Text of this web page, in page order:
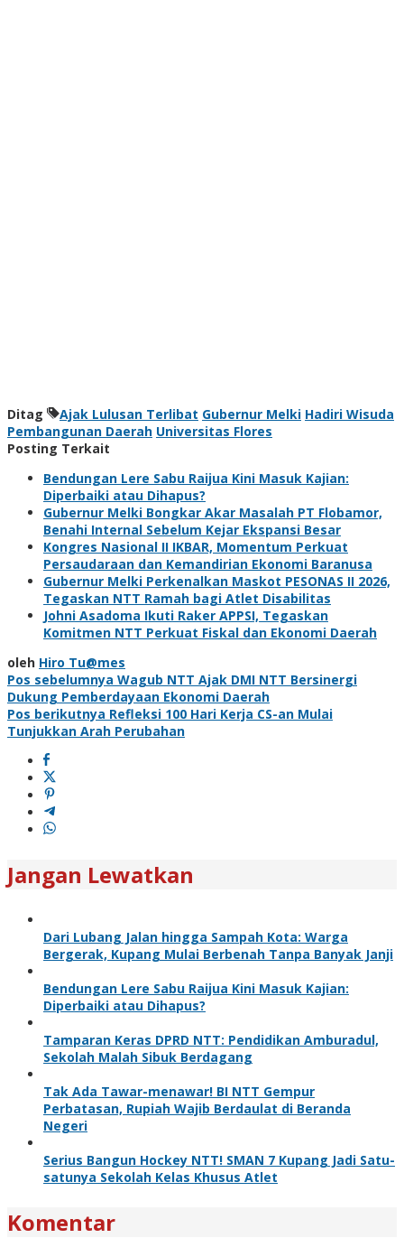
Ditag Ajak Lulusan Terlibat Gubernur Melki Hadiri Wisuda
Pembangunan Daerah Universitas Flores
Posting Terkait
Bendungan Lere Sabu Raijua Kini Masuk Kajian:
Diperbaiki atau Dihapus?
Gubernur Melki Bongkar Akar Masalah PT Flobamor,
Benahi Internal Sebelum Kejar Ekspansi Besar
Kongres Nasional II IKBAR, Momentum Perkuat
Persaudaraan dan Kemandirian Ekonomi Baranusa
Gubernur Melki Perkenalkan Maskot PESONAS II 2026,
Tegaskan NTT Ramah bagi Atlet Disabilitas
Johni Asadoma Ikuti Raker APPSI, Tegaskan
Komitmen NTT Perkuat Fiskal dan Ekonomi Daerah
oleh Hiro Tu@mes
Navigasi
pos
Pos sebelumnya Wagub NTT Ajak DMI NTT Bersinergi
Dukung Pemberdayaan Ekonomi Daerah
Pos berikutnya Refleksi 100 Hari Kerja CS-an Mulai
Tunjukkan Arah Perubahan
Jangan Lewatkan
Dari Lubang Jalan hingga Sampah Kota: Warga
Bergerak, Kupang Mulai Berbenah Tanpa Banyak Janji
Bendungan Lere Sabu Raijua Kini Masuk Kajian:
Diperbaiki atau Dihapus?
Tamparan Keras DPRD NTT: Pendidikan Amburadul,
Sekolah Malah Sibuk Berdagang
Tak Ada Tawar-menawar! BI NTT Gempur
Perbatasan, Rupiah Wajib Berdaulat di Beranda
Negeri
Serius Bangun Hockey NTT! SMAN 7 Kupang Jadi Satu-
satunya Sekolah Kelas Khusus Atlet
Komentar